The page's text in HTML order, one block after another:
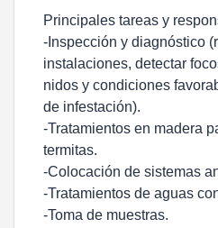
Principales tareas y
-Inspección y diagnóstico
instalaciones, detectar
nidos y condiciones
de infestación).
-Tratamientos en madera
termitas.
-Colocación de sistemas
-Tratamientos de aguas
-Toma de muestras.